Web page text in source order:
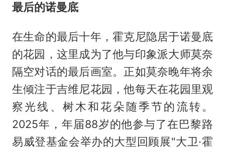
最后的诺曼底
在生命的最后十年，霍克尼隐居于诺曼底
的花园，这里成为了他与印象派大师莫奈
隔空对话的最后画室。正如莫奈晚年将余
生倾注于吉维尼花园，他每天在花园里观
察光线、树木和花朵随季节的流转。
2025年，年届88岁的他参与了在巴黎路
易威登基金会举办的大型回顾展"大卫·霍